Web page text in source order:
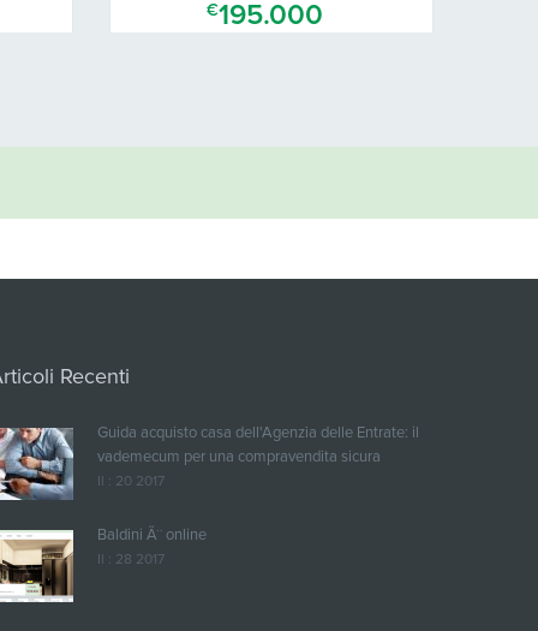
195.000
Recenti
Guida acquisto casa dell'Agenzia delle Entrate: il
vademecum per una compravendita sicura
Il : 20 2017
Baldini Ã¨ online
Il : 28 2017